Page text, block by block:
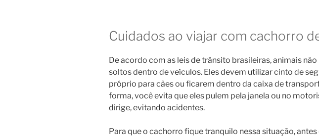
Cuidados ao viajar com cachorro
De acordo com as leis de trânsito brasileiras, animais
soltos dentro de veículos. Eles devem utilizar cinto de
próprio para cães ou ficarem dentro da caixa de
forma, você evita que eles pulem pela janela ou no
dirige, evitando acidentes.
Para que o cachorro fique tranquilo nessa situação, antes